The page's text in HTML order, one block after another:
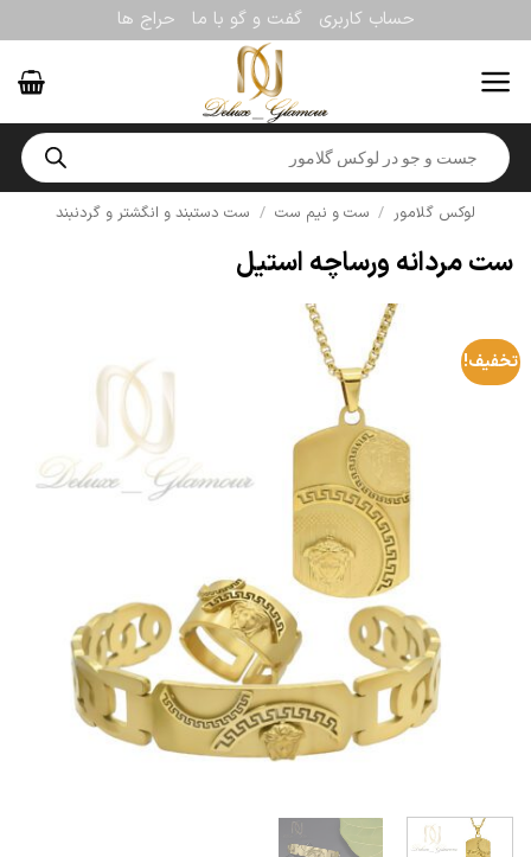
to
content
حساب کاربری گفت و گو با ما حراج ها
Products
search
لوکس گلامور / ست و نیم ست / ست دستبند و انگشتر و گردنبند
ست مردانه ورساچه استیل
تخفیف!